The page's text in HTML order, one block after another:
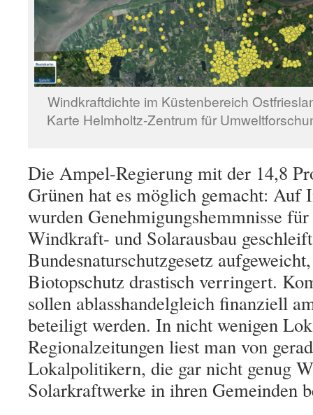
Windkraftdichte im Küstenbereich
Karte Helmholtz-Zentrum für
Die Ampel-Regierung mit der 14,8
Grünen hat es möglich gemacht: Auf
wurden Genehmigungshemmnisse
Windkraft- und Solarausbau
Bundesnaturschutzgesetz
Biotopschutz drastisch verringert.
sollen ablasshandelgleich finanziell
beteiligt werden. In nicht wenigen
Regionalzeitungen liest man von
Lokalpolitikern, die gar nicht genug
Solarkraftwerke in ihren Gemeinden